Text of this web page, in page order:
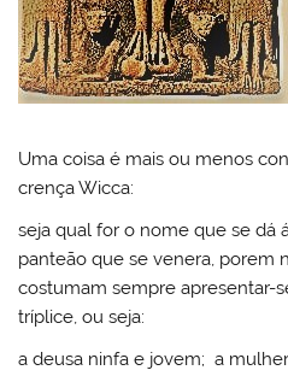
Uma coisa é mais ou menos
crença Wicca:
seja qual for o nome que se dá
panteão que se venera, porem
costumam sempre apresentar-
tríplice, ou seja:
a deusa ninfa e jovem; a